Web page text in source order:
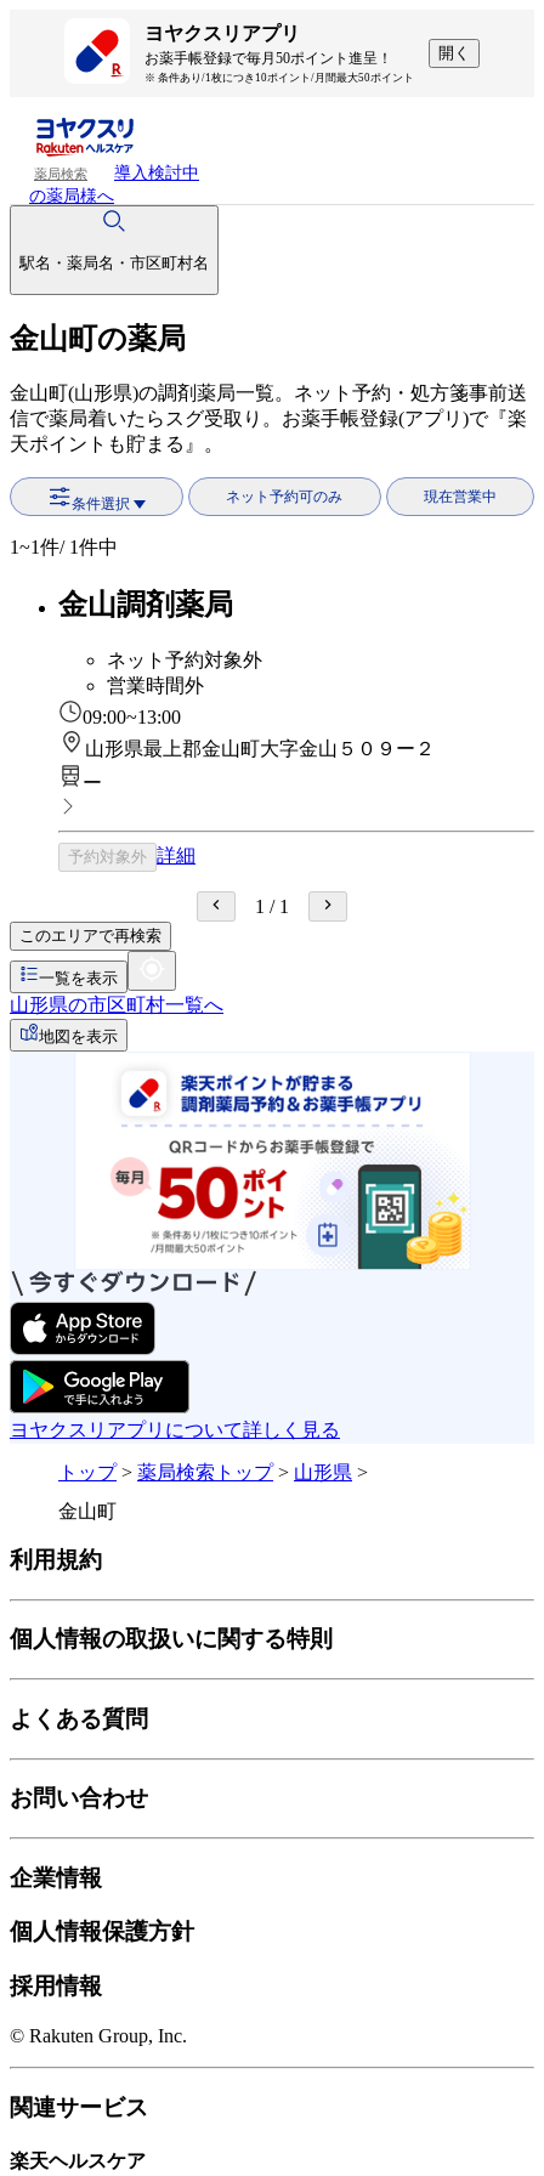
ヨヤクスリアプリ
お薬手帳登録で毎月50ポイント進呈！
※ 条件あり/1枚につき10ポイント/月間最大50ポイント
開く
薬局検索
導入検討中
の薬局様へ
駅名・薬局名・市区町村名
金山町の薬局
金山町(山形県)の調剤薬局一覧。ネット予約・処方箋事前送
信で薬局着いたらスグ受取り。お薬手帳登録(アプリ)で『楽
天ポイントも貯まる』。
条件選択 ネット予約可のみ 現在営業中
1~1件/ 1件中
金山調剤薬局
ネット予約対象外
営業時間外
09:00~13:00
山形県最上郡金山町大字金山５０９ー２
ー
予約対象外 詳細
1 / 1
このエリアで再検索
一覧を表示
山形県の市区町村一覧へ
地図を表示
ヨヤクスリアプリについて詳しく見る
トップ> 薬局検索トップ> 山形県 >
金山町
利用規約
個人情報の取扱いに関する特則
よくある質問
お問い合わせ
企業情報
個人情報保護方針
採用情報
© Rakuten Group, Inc.
関連サービス
楽天ヘルスケア